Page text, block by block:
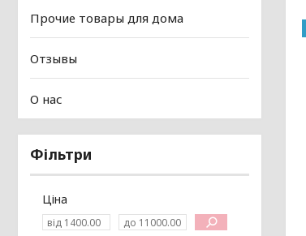
Прочие товары для дома
Отзывы
О нас
Фільтри
Ціна